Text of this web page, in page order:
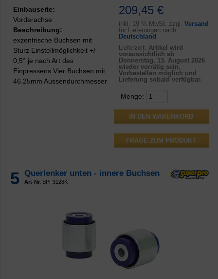
209,45 €
inkl. 19 % MwSt. zzgl. Versand
für Lieferungen nach
Deutschland
Lieferzeit: Artikel wird
voraussichtlich ab
Donnerstag, 13. August 2026
wieder vorrätig sein.
Vorbestellen möglich und
Lieferung sobald verfügbar.
Menge:
FRAGE ZUM PRODUKT
Einbauseite:
Vorderachse
Beschreibung:
exzentrische Buchsen mit
Sturz Einstellmöglichkeit +/-
0,5° je nach Art des
Einpressens Vier Buchsen mit
46.25mm Aussendurchmesser
5 Querlenker unten - innere Buchsen
Art-Nr. SPF3128K